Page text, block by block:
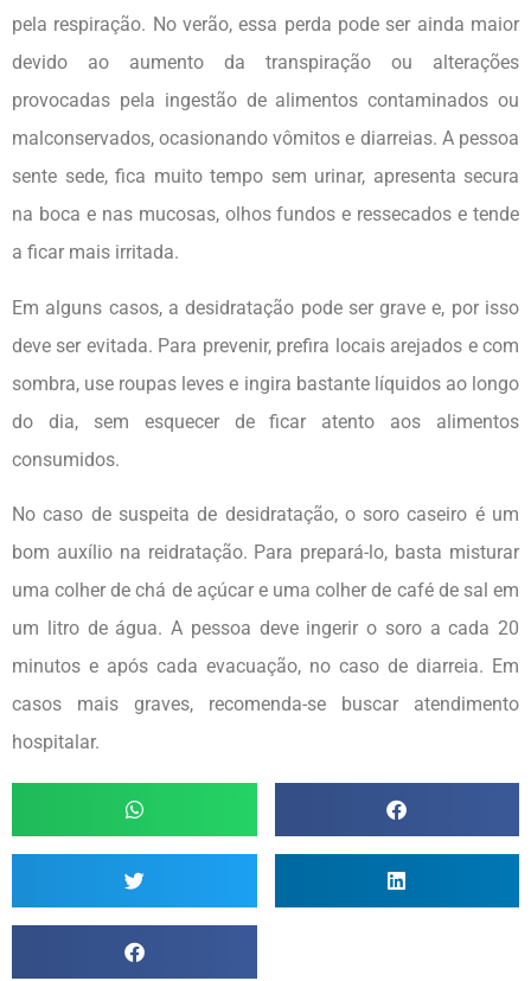
pela respiração. No verão, essa perda pode ser ainda maior
devido ao aumento da transpiração ou alterações
provocadas pela ingestão de alimentos contaminados ou
malconservados, ocasionando vômitos e diarreias. A pessoa
sente sede, fica muito tempo sem urinar, apresenta secura
na boca e nas mucosas, olhos fundos e ressecados e tende
a ficar mais irritada.
Em alguns casos, a desidratação pode ser grave e, por isso
deve ser evitada. Para prevenir, prefira locais arejados e com
sombra, use roupas leves e ingira bastante líquidos ao longo
do dia, sem esquecer de ficar atento aos alimentos
consumidos.
No caso de suspeita de desidratação, o soro caseiro é um
bom auxílio na reidratação. Para prepará-lo, basta misturar
uma colher de chá de açúcar e uma colher de café de sal em
um litro de água. A pessoa deve ingerir o soro a cada 20
minutos e após cada evacuação, no caso de diarreia. Em
casos mais graves, recomenda-se buscar atendimento
hospitalar.